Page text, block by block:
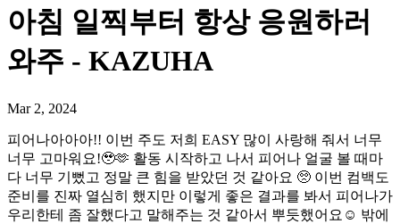
아침 일찍부터 항상 응원하러
와주 - KAZUHA
Mar 2, 2024
피어나아아아!! 이번 주도 저희 EASY 많이 사랑해 줘서 너무
너무 고마워요!🥹🫶 활동 시작하고 나서 피어나 얼굴 볼 때마
다 너무 기뻤고 정말 큰 힘을 받았던 것 같아요 🥺 이번 컴백도
준비를 진짜 열심히 했지만 이렇게 좋은 결과를 봐서 피어나가
우리한테 좀 잘했다고 말해주는 것 같아서 뿌듯했어요☺️ 밖에